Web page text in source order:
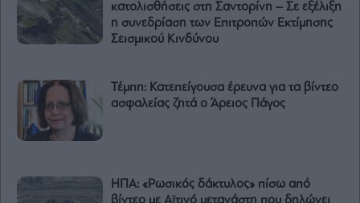
κατολισθήσεις στη Σαντορίνη – Σε εξέλιξη
η συνεδρίαση των Επιτροπών Εκτίμησης
Σεισμικού Κινδύνου
Τέμπη: Κατεπείγουσα έρευνα για τα βίντεο
ασφαλείας ζητά ο Άρειος Πάγος
ΗΠΑ: «Ρωσικός δάκτυλος» πίσω από